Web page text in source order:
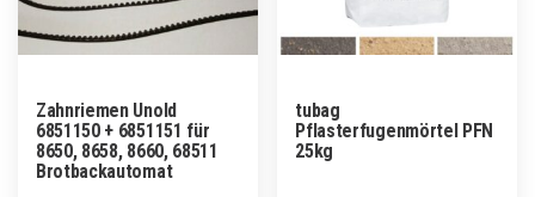
Zahnriemen Unold
6851150 + 6851151 für
8650, 8658, 8660, 68511
Brotbackautomat
tubag
Pflasterfugenmörtel PFN
25kg